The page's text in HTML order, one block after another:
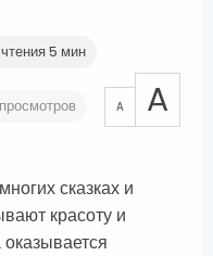
5 мин
A A
сказках и
красоту и